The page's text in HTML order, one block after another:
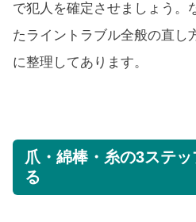
で犯人を確定させましょう。
たライントラブル全般の直し
に整理してあります。
爪・綿棒・糸の3ステ
る